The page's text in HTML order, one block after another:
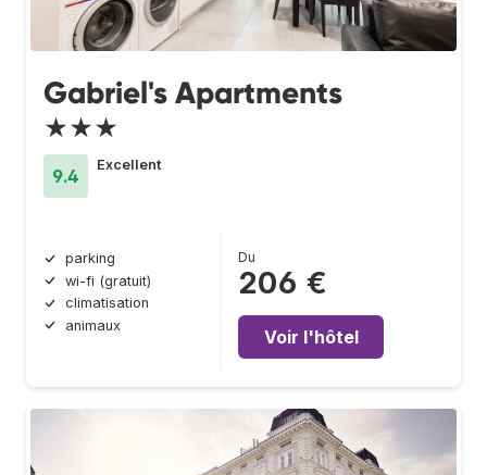
Gabriel's Apartments
★★★
9.4
Excellent
parking
wi-fi (gratuit)
climatisation
animaux
Du
206 €
Voir l'hôtel